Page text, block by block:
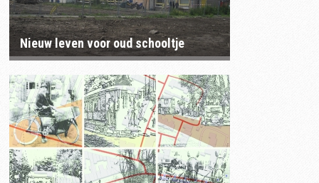
Nieuw leven voor oud schooltje